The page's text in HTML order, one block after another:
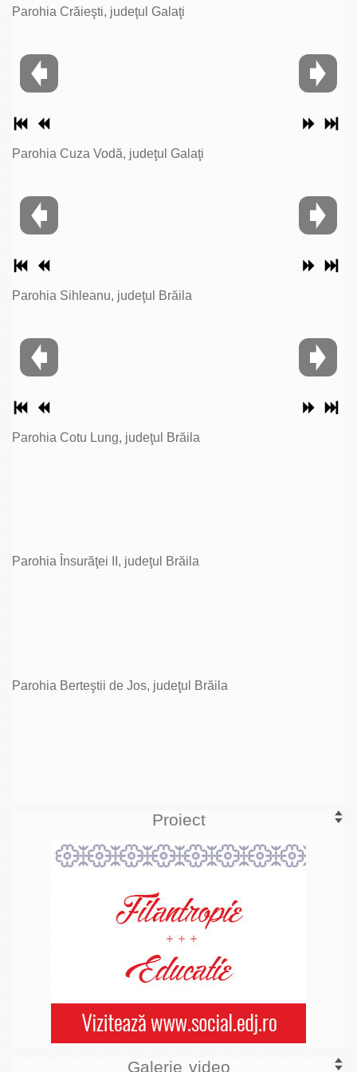
Parohia Crăieşti, judeţul Galaţi
Parohia Cuza Vodă, judeţul Galaţi
Parohia Sihleanu, judeţul Brăila
Parohia Cotu Lung, judeţul Brăila
Parohia Însurăţei II, judeţul Brăila
Parohia Berteştii de Jos, judeţul Brăila
Proiect
Galerie video